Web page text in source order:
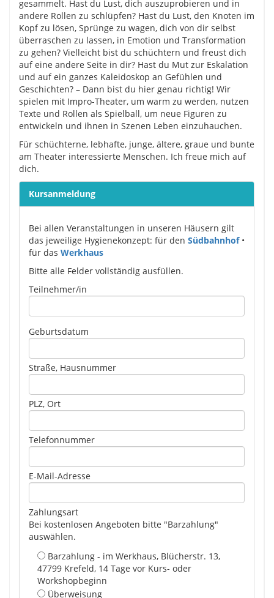
gesammelt. Hast du Lust, dich auszuprobieren und in
andere Rollen zu schlüpfen? Hast du Lust, den Knoten im
Kopf zu lösen, Sprünge zu wagen, dich von dir selbst
überraschen zu lassen, in Emotion und Transformation
zu gehen? Vielleicht bist du schüchtern und freust dich
auf eine andere Seite in dir? Hast du Mut zur Eskalation
und auf ein ganzes Kaleidoskop an Gefühlen und
Geschichten? – Dann bist du hier genau richtig! Wir
spielen mit Impro-Theater, um warm zu werden, nutzen
Texte und Rollen als Spielball, um neue Figuren zu
entwickeln und ihnen in Szenen Leben einzuhauchen.
Für schüchterne, lebhafte, junge, ältere, graue und bunte
am Theater interessierte Menschen. Ich freue mich auf
dich.
Kursanmeldung
Bei allen Veranstaltungen in unseren Häusern gilt
das jeweilige Hygienekonzept: für den Südbahnhof•
für das Werkhaus
Bitte alle Felder vollständig ausfüllen.
Teilnehmer/in
Geburtsdatum
Straße, Hausnummer
PLZ, Ort
Telefonnummer
E-Mail-Adresse
Zahlungsart
Bei kostenlosen Angeboten bitte "Barzahlung"
auswählen.
Barzahlung - im Werkhaus, Blücherstr. 13,
47799 Krefeld, 14 Tage vor Kurs- oder
Workshopbeginn
Überweisung